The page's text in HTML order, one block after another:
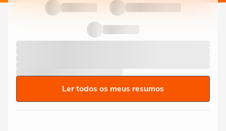
Ler todos os meus resumos